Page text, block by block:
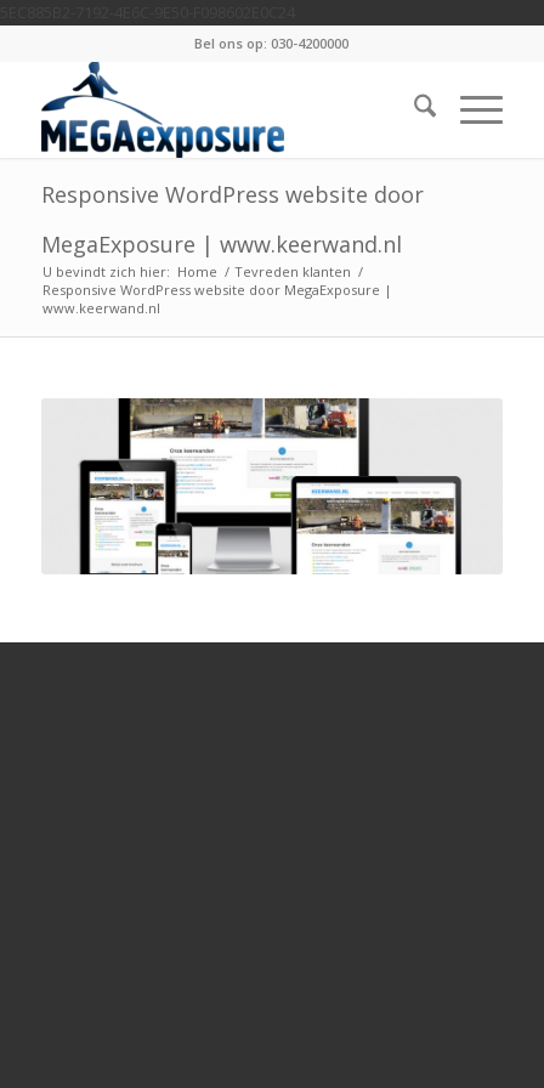
Bel ons op: 030-4200000
Responsive WordPress website door
MegaExposure | www.keerwand.nl
U bevindt zich hier: Home / Tevreden klanten /
Responsive WordPress website door MegaExposure |
www.keerwand.nl